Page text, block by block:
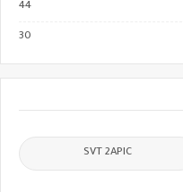
44
30
SVT 2APIC